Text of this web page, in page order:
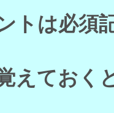
トは必須
えておく